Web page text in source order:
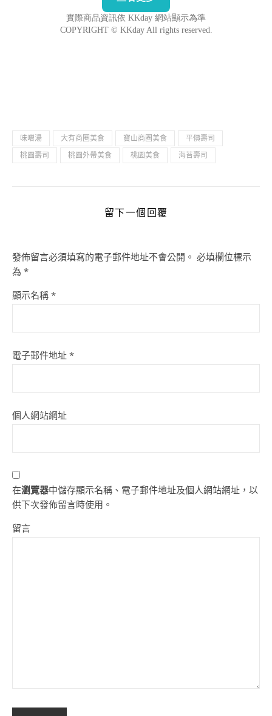
味噌湯 大有商圈美食 寶山商圈美食
平價壽司
桃園壽司
桃園外帶美食 桃園美食 海苔壽司
留下一個回覆
發佈留言必須填寫的電子郵件地址不會公開。 必填欄位標示
為 *
顯示名稱 *
電子郵件地址 *
個人網站網址
在瀏覽器中儲存顯示名稱、電子郵件地址及個人網站網址，以
供下次發佈留言時使用。
留言